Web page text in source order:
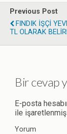
Previous Post
FINDIK İŞÇİ
TL OLARAK
Bir cevap
E-posta
ile
Yorum